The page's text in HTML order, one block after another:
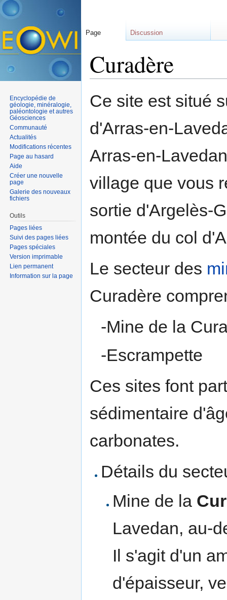
Curadère
Ce site est situé
d'Arras-en-
Arras-en-
village que vous
sortie d'Argelès-
montée du col
Le secteur des
Curadère
-Mine de la
-Escrampette
Ces sites font
sédimentaire
carbonates.
Détails du
Mine de la
Lavedan, au-
Il s'agit d'un
d'épaisseur,
Page Discussion
Encyclopédie de
géologie, minéralogie,
paléontologie et autres
Géosciences
Communauté
Actualités
Modifications récentes
Page au hasard
Aide
Créer une nouvelle
page
Galerie des nouveaux
fichiers
Outils
Pages liées
Suivi des pages liées
Pages spéciales
Version imprimable
Lien permanent
Information sur la page